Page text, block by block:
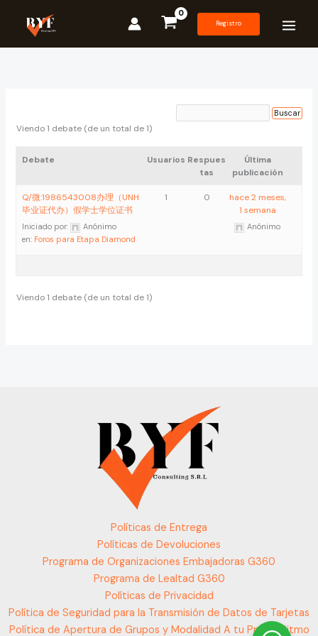
contenido
Registro
Viendo 1 debate (de un total de 1)
Debate Usuarios Respues
tas
Última
publicación
Q/微:1986543008办理（UNH
毕业证代办）假学士学位证书
Iniciado por:
Anónimo
en: Foros para Etapa Diamond
1 0
hace 2 meses,
1 semana
Anónimo
Viendo 1 debate (de un total de 1)
Políticas de Entrega
Políticas de Devoluciones
Programa de Organizaciones Embajadoras G360
Programa de Lealtad G360
Políticas de Privacidad
Política de Seguridad para la Transmisión de Datos de Tarjetas
Política de Apertura de Grupos y Modalidad A tu Propio Ritmo